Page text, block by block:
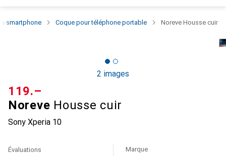
smartphone Coque pour téléphone portable Noreve Housse cuir
2 images
Noreve Housse cuir
Sony Xperia 10
CHF
119.–
Évaluations Marque